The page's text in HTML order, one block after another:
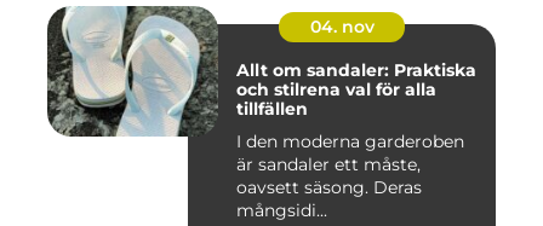
04. nov
Allt om sandaler: Praktiska
och stilrena val för alla
tillfällen
I den moderna garderoben
är sandaler ett måste,
oavsett säsong. Deras
mångsidi...